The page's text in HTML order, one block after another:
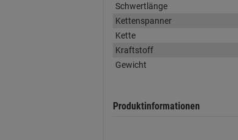
Schwertlänge
Kettenspanner
Kette
Kraftstoff
Gewicht
Produktinformationen